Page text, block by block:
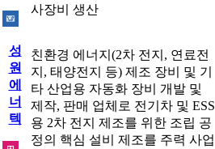
사장비 생산
성
원
에
너
텍
친환경 에너지(2차 전지, 연료전
지, 태양전지 등) 제조 장비 및 기
타 산업용 자동화 장비 개발 및
제작, 판매 업체로 전기차 및 ESS
용 2차 전지 제조를 위한 조립 공
정의 핵심 설비 제조를 주력 사업